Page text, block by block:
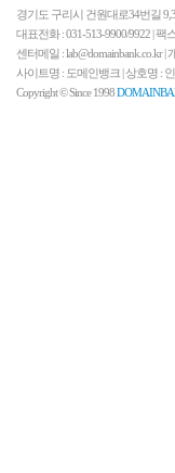
경기도 구리시 건원대로34번길
대표전화 : 031-513-9900/9922 | 팩
센터메일 : lab@domainbank.co.kr
사이트명 : 도메인뱅크 | 상호명 :
Copyright © Since 1998